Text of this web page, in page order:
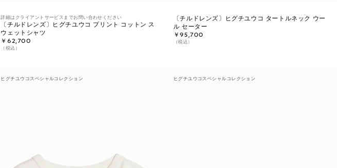
詳細はクライアントサービスまでお問い合わせください
〔チルドレンズ〕ヒグチユウコ プリント コットン ス
ウェットシャツ
￥62,700
（税込）
〔チルドレンズ〕ヒグチユウコ タートルネック ウー
ル セーター
￥95,700
（税込）
ヒグチユウコスペシャルコレクション ヒグチユウコスペシャルコレクション